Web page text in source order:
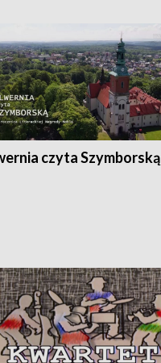
czyta Szymborską